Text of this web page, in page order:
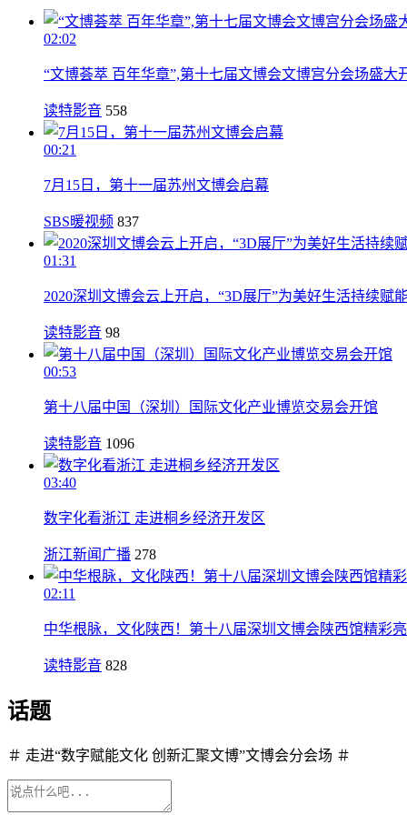
02:02
“文博荟萃 百年华章”,第十七届文博会文博宫分会场盛大
读特影音 558
00:21
7月15日，第十一届苏州文博会启幕
SBS暖视频 837
01:31
2020深圳文博会云上开启，“3D展厅”为美好生活持续赋
读特影音 98
00:53
第十八届中国（深圳）国际文化产业博览交易会开馆
读特影音 1096
03:40
数字化看浙江 走进桐乡经济开发区
浙江新闻广播 278
02:11
中华根脉，文化陕西！第十八届深圳文博会陕西馆精彩
读特影音 828
话题
＃ 走进“数字赋能文化 创新汇聚文博”文博会分会场 ＃